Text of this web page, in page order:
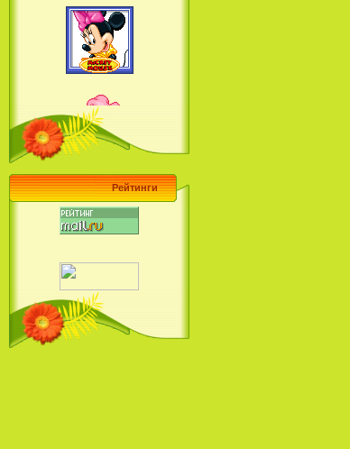
Русалочка: Начало истории
Ариэль / The Little Mermaid:
Ariel's Beginning (2008)
Наша Маша и Волшебный
Орех (2009)
Барби поет! Коллекция песен
кинопринцесс / Barbie Sings! The
Princess Movie Song Collection (2004)
Рейтинги